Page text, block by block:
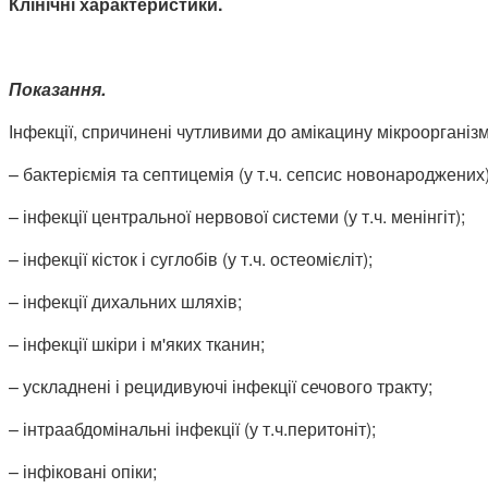
Показання.
Інфекції, спричинені чутливими до амікацину
– бактеріємія та септицемія (у т.ч. сепсис
– інфекції центральної нервової системи (у т.ч. менінгіт);
– інфекції кісток і суглобів (у т.ч. остеомієліт);
– інфекції дихальних шляхів;
– інфекції шкіри і м'яких тканин;
– ускладнені і рецидивуючі інфекції сечового тракту;
– інтраабдомінальні інфекції (у т.ч.перитоніт);
– інфіковані опіки;